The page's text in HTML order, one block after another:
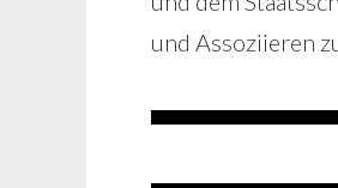
und Assoziieren